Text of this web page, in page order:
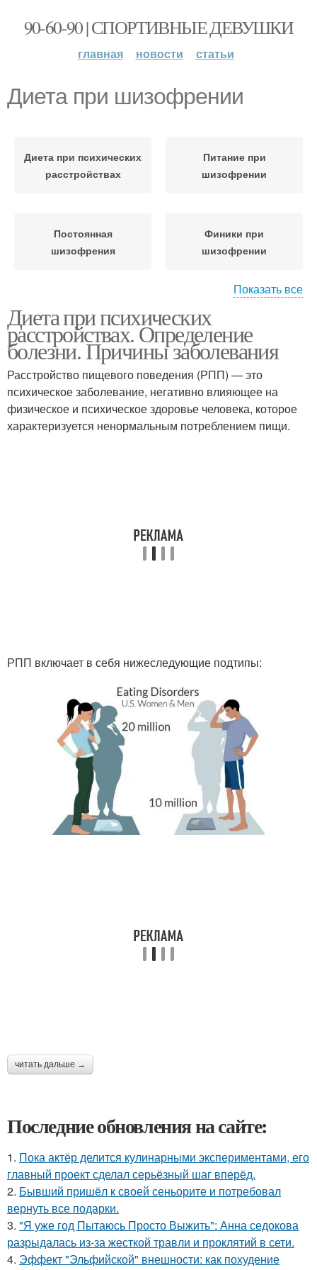
90-60-90 | СПОРТИВНЫЕ ДЕВУШКИ
главная новости статьи
Диета при шизофрении
Диета при психических
расстройствах
Питание при
шизофрении
Постоянная
шизофрения
Финики при
шизофрении
Кетогенная диета Сети при шизофрении
Шоколад при
шизофрении
Показать все
Диета при психических
расстройствах. Определение
болезни. Причины заболевания
Расстройство пищевого поведения (РПП) — это
психическое заболевание, негативно влияющее на
физическое и психическое здоровье человека, которое
характеризуется ненормальным потреблением пищи.
РПП включает в себя нижеследующие подтипы:
читать дальше →
Последние обновления на сайте:
1. Пока актёр делится кулинарными экспериментами, его
главный проект сделал серьёзный шаг вперёд.
2. Бывший пришёл к своей сеньорите и потребовал
вернуть все подарки.
3. "Я уже год Пытаюсь Просто Выжить": Анна седокова
разрыдалась из-за жесткой травли и проклятий в сети.
4. Эффект "Эльфийской" внешности: как похудение